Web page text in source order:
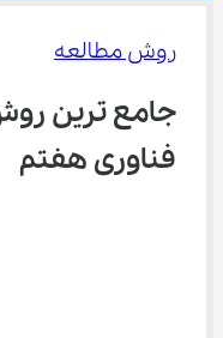
روش مطالعه
جامع ترین
فناوری هفتم